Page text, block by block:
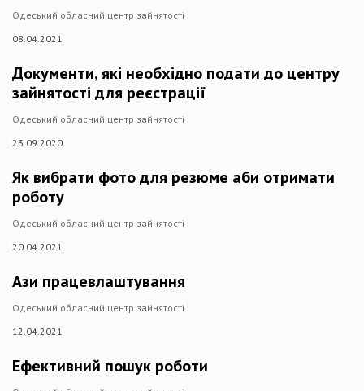
Одеський обласний центр зайнятості
08.04.2021
Документи, які необхідно подати до центру
зайнятості для реєстрації
Одеський обласний центр зайнятості
23.09.2020
Як вибрати фото для резюме аби отримати
роботу
Одеський обласний центр зайнятості
20.04.2021
Ази працевлаштування
Одеський обласний центр зайнятості
12.04.2021
Ефективний пошук роботи